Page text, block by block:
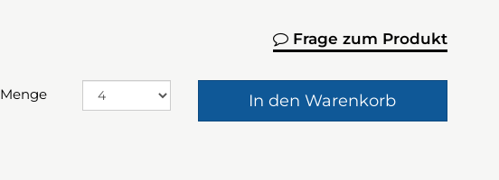
Frage zum Produkt
Menge In den Warenkorb